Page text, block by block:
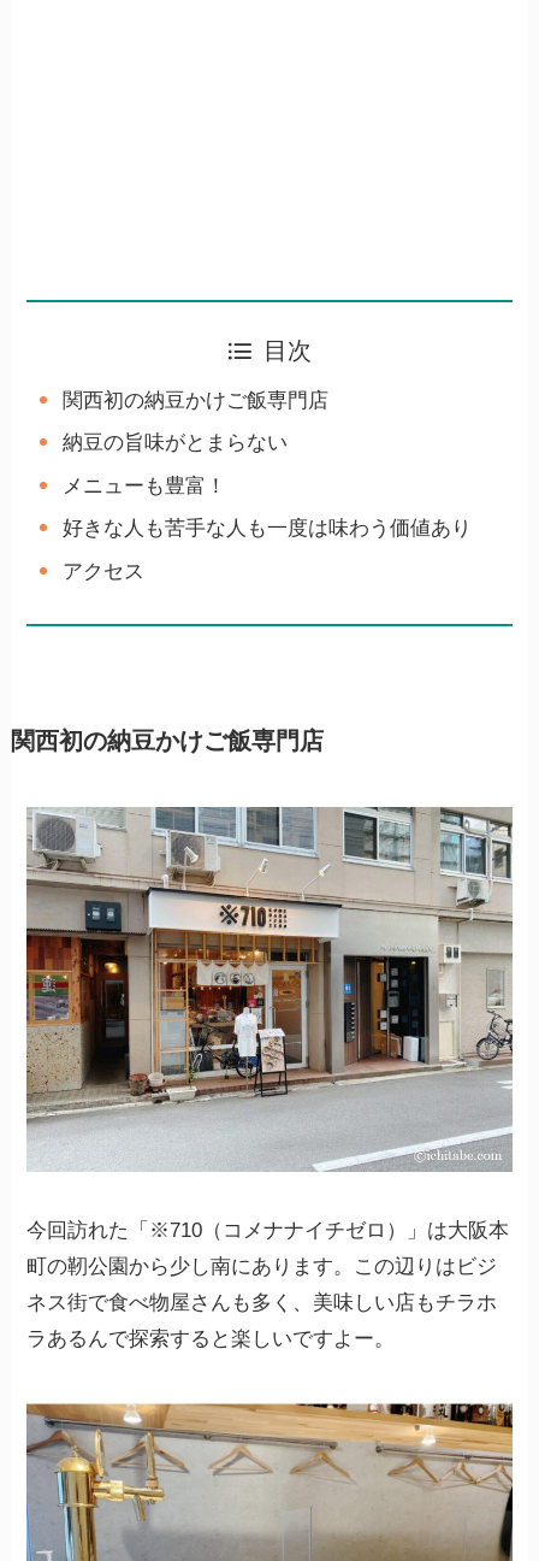
目次
関西初の納豆かけご飯専門店
納豆の旨味がとまらない
メニューも豊富！
好きな人も苦手な人も一度は味わう価値あり
アクセス
関西初の納豆かけご飯専門店
今回訪れた「※710（コメナナイチゼロ）」は大阪本
町の靭公園から少し南にあります。この辺りはビジ
ネス街で食べ物屋さんも多く、美味しい店もチラホ
ラあるんで探索すると楽しいですよー。